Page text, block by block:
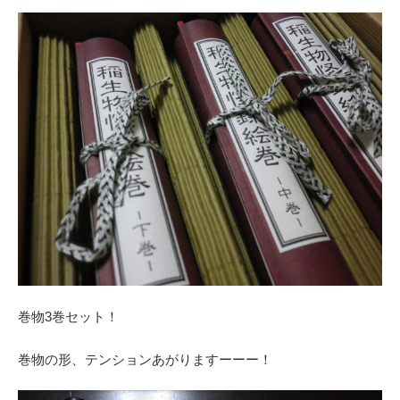
巻物3巻セット！
巻物の形、テンションあがりますーーー！